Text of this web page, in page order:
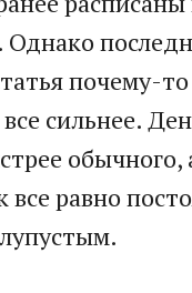
Однако
почему-то
сильнее.
обычного,
все равно